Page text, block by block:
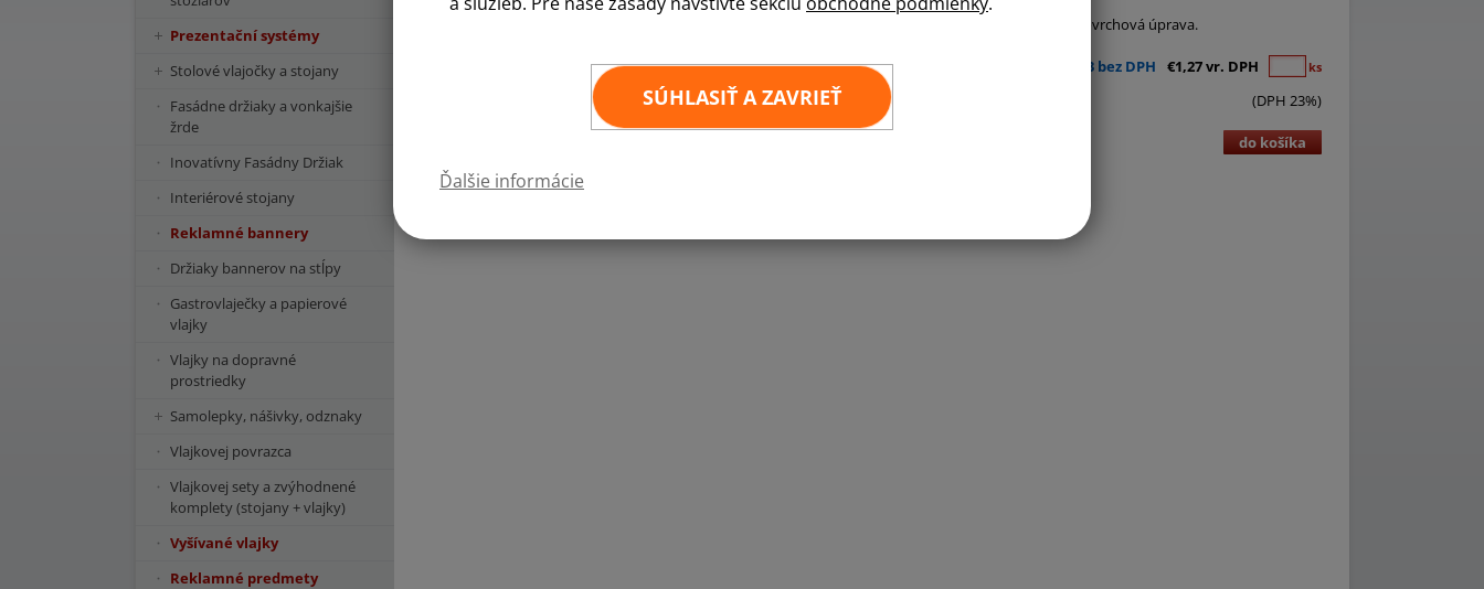
SÚHLASIŤ A ZAVRIEŤ
Ďalšie informácie
Kvalitná samolepka štátnej vlajky v rozmere 6x4 cm. Odolná povrchová úprava.
6×4 cm €1,03 bez DPH €1,27 vr. DPH ks
(DPH 23%)
do košíka
Prezentační systémy
Stolové vlajočky a stojany
Fasádne držiaky a vonkajšie
žrde
Inovatívny Fasádny Držiak
Interiérové stojany
Reklamné bannery
Držiaky bannerov na stĺpy
Gastrovlaječky a papierové
vlajky
Vlajky na dopravné
prostriedky
Samolepky, nášivky, odznaky
Vlajkovej povrazca
Vlajkovej sety a zvýhodnené
komplety (stojany + vlajky)
Vyšívané vlajky
Reklamné predmety